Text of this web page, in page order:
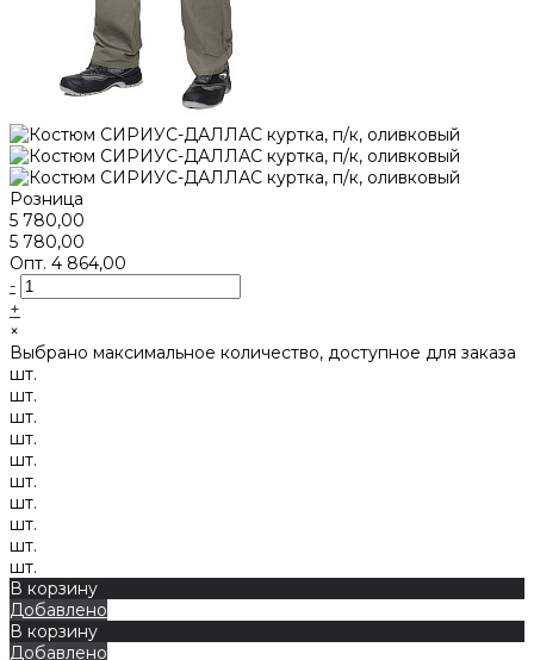
Розница
5 780,00
5 780,00
Опт. 4 864,00
-
+
×
Выбрано максимальное количество, доступное для заказа
шт.
шт.
шт.
шт.
шт.
шт.
шт.
шт.
шт.
шт.
В корзину
Добавлено
В корзину
Добавлено